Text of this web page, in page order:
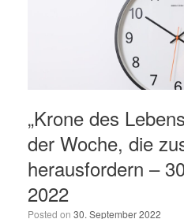
„Krone des
der Woche, die
herausfordern –
2022
Posted on 30. September 2022